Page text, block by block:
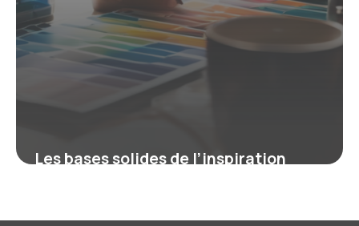
Les bases solides de l’inspiration